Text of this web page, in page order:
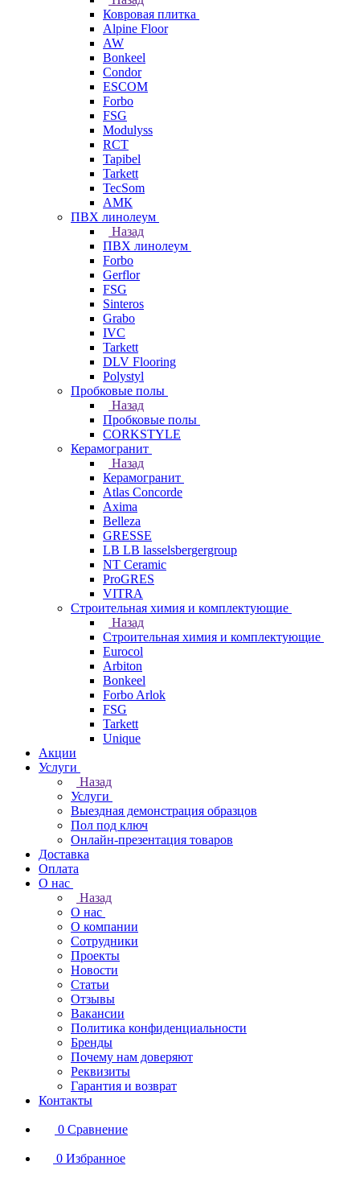
Ковровая плитка
Alpine Floor
AW
Bonkeel
Condor
ESCOM
Forbo
FSG
Modulyss
RCT
Tapibel
Tarkett
TecSom
АМК
ПВХ линолеум
Назад
ПВХ линолеум
Forbo
Gerflor
FSG
Sinteros
Grabo
IVC
Tarkett
DLV Flooring
Polystyl
Пробковые полы
Назад
Пробковые полы
CORKSTYLE
Керамогранит
Назад
Керамогранит
Atlas Concorde
Axima
Belleza
GRESSE
LB LB lasselsbergergroup
NT Ceramic
ProGRES
VITRA
Строительная химия и комплектующие
Назад
Строительная химия и комплектующие
Eurocol
Arbiton
Bonkeel
Forbo Arlok
FSG
Tarkett
Unique
Акции
Услуги
Назад
Услуги
Выездная демонстрация образцов
Пол под ключ
Онлайн-презентация товаров
Доставка
Оплата
О нас
Назад
О нас
О компании
Сотрудники
Проекты
Новости
Статьи
Отзывы
Вакансии
Политика конфиденциальности
Бренды
Почему нам доверяют
Реквизиты
Гарантия и возврат
Контакты
0 Сравнение
0 Избранное